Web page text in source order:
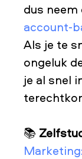
dus
account-
Als je te
ongeluk
je al snel
📚